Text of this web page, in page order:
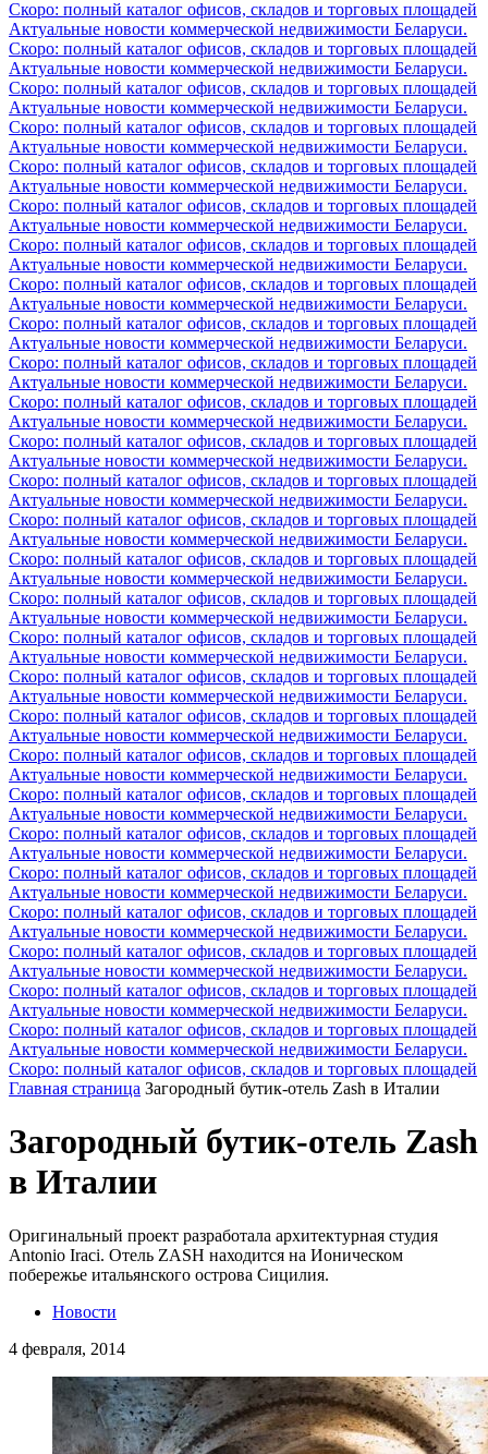
Скоро: полный каталог офисов, складов и торговых площадей
Актуальные новости коммерческой недвижимости Беларуси.
Скоро: полный каталог офисов, складов и торговых площадей
Актуальные новости коммерческой недвижимости Беларуси.
Скоро: полный каталог офисов, складов и торговых площадей
Актуальные новости коммерческой недвижимости Беларуси.
Скоро: полный каталог офисов, складов и торговых площадей
Актуальные новости коммерческой недвижимости Беларуси.
Скоро: полный каталог офисов, складов и торговых площадей
Актуальные новости коммерческой недвижимости Беларуси.
Скоро: полный каталог офисов, складов и торговых площадей
Актуальные новости коммерческой недвижимости Беларуси.
Скоро: полный каталог офисов, складов и торговых площадей
Актуальные новости коммерческой недвижимости Беларуси.
Скоро: полный каталог офисов, складов и торговых площадей
Актуальные новости коммерческой недвижимости Беларуси.
Скоро: полный каталог офисов, складов и торговых площадей
Актуальные новости коммерческой недвижимости Беларуси.
Скоро: полный каталог офисов, складов и торговых площадей
Актуальные новости коммерческой недвижимости Беларуси.
Скоро: полный каталог офисов, складов и торговых площадей
Актуальные новости коммерческой недвижимости Беларуси.
Скоро: полный каталог офисов, складов и торговых площадей
Актуальные новости коммерческой недвижимости Беларуси.
Скоро: полный каталог офисов, складов и торговых площадей
Актуальные новости коммерческой недвижимости Беларуси.
Скоро: полный каталог офисов, складов и торговых площадей
Актуальные новости коммерческой недвижимости Беларуси.
Скоро: полный каталог офисов, складов и торговых площадей
Актуальные новости коммерческой недвижимости Беларуси.
Скоро: полный каталог офисов, складов и торговых площадей
Актуальные новости коммерческой недвижимости Беларуси.
Скоро: полный каталог офисов, складов и торговых площадей
Актуальные новости коммерческой недвижимости Беларуси.
Скоро: полный каталог офисов, складов и торговых площадей
Актуальные новости коммерческой недвижимости Беларуси.
Скоро: полный каталог офисов, складов и торговых площадей
Актуальные новости коммерческой недвижимости Беларуси.
Скоро: полный каталог офисов, складов и торговых площадей
Актуальные новости коммерческой недвижимости Беларуси.
Скоро: полный каталог офисов, складов и торговых площадей
Актуальные новости коммерческой недвижимости Беларуси.
Скоро: полный каталог офисов, складов и торговых площадей
Актуальные новости коммерческой недвижимости Беларуси.
Скоро: полный каталог офисов, складов и торговых площадей
Актуальные новости коммерческой недвижимости Беларуси.
Скоро: полный каталог офисов, складов и торговых площадей
Актуальные новости коммерческой недвижимости Беларуси.
Скоро: полный каталог офисов, складов и торговых площадей
Актуальные новости коммерческой недвижимости Беларуси.
Скоро: полный каталог офисов, складов и торговых площадей
Актуальные новости коммерческой недвижимости Беларуси.
Скоро: полный каталог офисов, складов и торговых площадей
Актуальные новости коммерческой недвижимости Беларуси.
Скоро: полный каталог офисов, складов и торговых площадей
Главная страница Загородный бутик-отель Zash в Италии
Загородный бутик-отель Zash
в Италии
Оригинальный проект разработала архитектурная студия
Antonio Iraci. Отель ZASH находится на Ионическом
побережье итальянского острова Сицилия.
Новости
4 февраля, 2014